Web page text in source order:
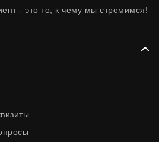
- это то, к чему мы стремимся!